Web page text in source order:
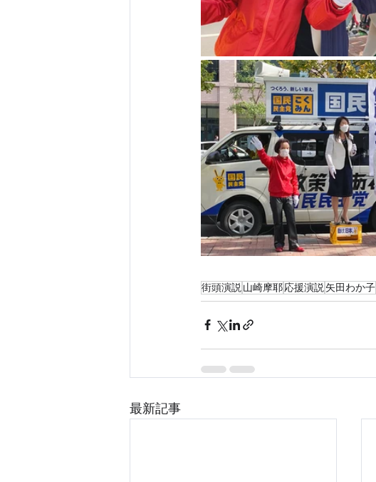
街頭演説 山崎摩耶応援演説 矢田わか子
最新記事